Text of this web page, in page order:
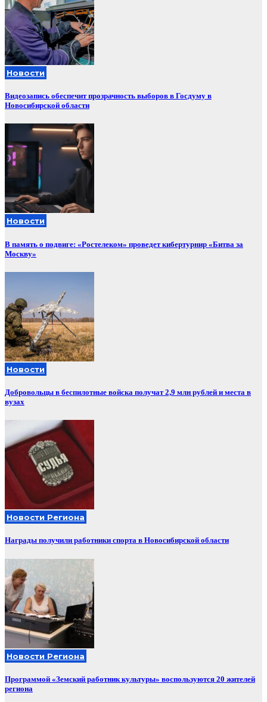
Новости
Видеозапись обеспечит прозрачность выборов в Госдуму в
Новосибирской области
Новости
В память о подвиге: «Ростелеком» проведет кибертурнир «Битва за
Москву»
Новости
Добровольцы в беспилотные войска получат 2,9 млн рублей и места в
вузах
Новости Региона
Награды получили работники спорта в Новосибирской области
Новости Региона
Программой «Земский работник культуры» воспользуются 20 жителей
региона